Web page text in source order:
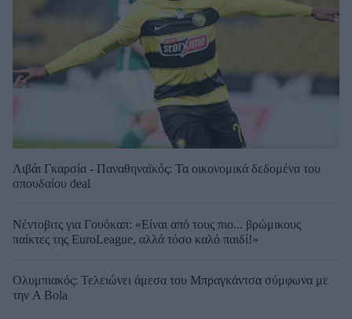
Λιβάι Γκαρσία - Παναθηναϊκός: Τα οικονομικά δεδομένα του
σπουδαίου deal
Νέντοβιτς για Γουόκαπ: «Είναι από τους πιο... βρώμικους
παίκτες της EuroLeague, αλλά τόσο καλό παιδί!»
Ολυμπιακός: Τελειώνει άμεσα του Μπραγκάντσα σύμφωνα με
την A Bola